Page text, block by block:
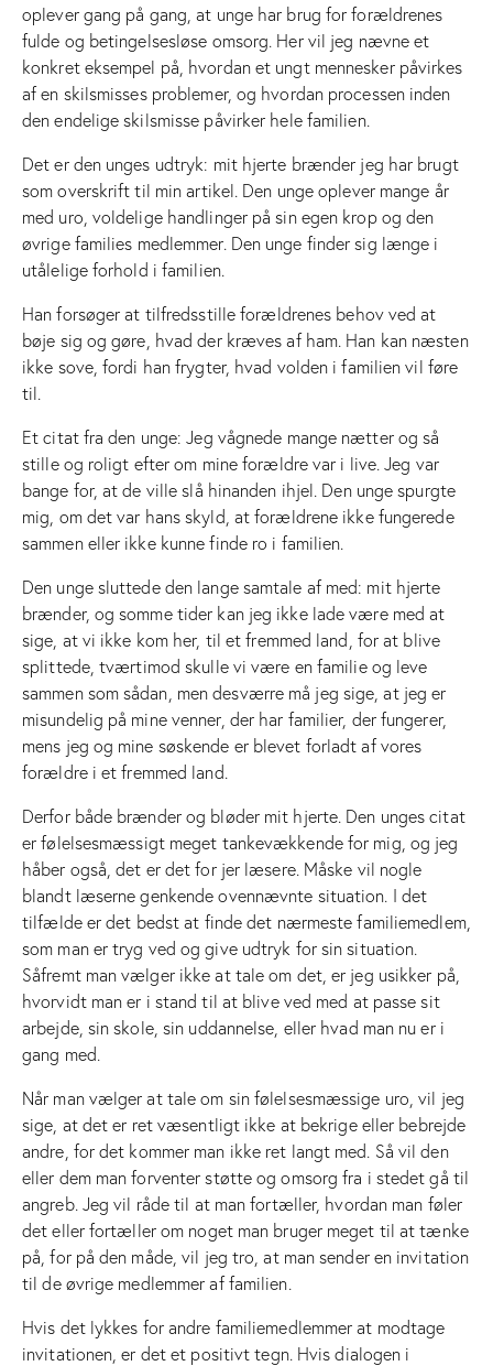
oplever gang på gang, at unge har brug for forældrenes
fulde og betingelsesløse omsorg. Her vil jeg nævne et
konkret eksempel på, hvordan et ungt mennesker påvirkes
af en skilsmisses problemer, og hvordan processen inden
den endelige skilsmisse påvirker hele familien.
Det er den unges udtryk: mit hjerte brænder jeg har brugt
som overskrift til min artikel. Den unge oplever mange år
med uro, voldelige handlinger på sin egen krop og den
øvrige families medlemmer. Den unge finder sig længe i
utålelige forhold i familien.
Han forsøger at tilfredsstille forældrenes behov ved at
bøje sig og gøre, hvad der kræves af ham. Han kan næsten
ikke sove, fordi han frygter, hvad volden i familien vil føre
til.
Et citat fra den unge: Jeg vågnede mange nætter og så
stille og roligt efter om mine forældre var i live. Jeg var
bange for, at de ville slå hinanden ihjel. Den unge spurgte
mig, om det var hans skyld, at forældrene ikke fungerede
sammen eller ikke kunne finde ro i familien.
Den unge sluttede den lange samtale af med: mit hjerte
brænder, og somme tider kan jeg ikke lade være med at
sige, at vi ikke kom her, til et fremmed land, for at blive
splittede, tværtimod skulle vi være en familie og leve
sammen som sådan, men desværre må jeg sige, at jeg er
misundelig på mine venner, der har familier, der fungerer,
mens jeg og mine søskende er blevet forladt af vores
forældre i et fremmed land.
Derfor både brænder og bløder mit hjerte. Den unges citat
er følelsesmæssigt meget tankevækkende for mig, og jeg
håber også, det er det for jer læsere. Måske vil nogle
blandt læserne genkende ovennævnte situation. I det
tilfælde er det bedst at finde det nærmeste familiemedlem,
som man er tryg ved og give udtryk for sin situation.
Såfremt man vælger ikke at tale om det, er jeg usikker på,
hvorvidt man er i stand til at blive ved med at passe sit
arbejde, sin skole, sin uddannelse, eller hvad man nu er i
gang med.
Når man vælger at tale om sin følelsesmæssige uro, vil jeg
sige, at det er ret væsentligt ikke at bekrige eller bebrejde
andre, for det kommer man ikke ret langt med. Så vil den
eller dem man forventer støtte og omsorg fra i stedet gå til
angreb. Jeg vil råde til at man fortæller, hvordan man føler
det eller fortæller om noget man bruger meget til at tænke
på, for på den måde, vil jeg tro, at man sender en invitation
til de øvrige medlemmer af familien.
Hvis det lykkes for andre familiemedlemmer at modtage
invitationen, er det et positivt tegn. Hvis dialogen i